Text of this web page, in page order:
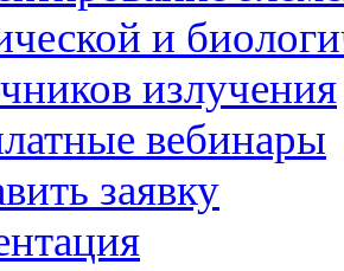
и
излучения
вебинары
заявку